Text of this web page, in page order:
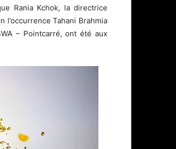
Rania Kchok, la directrice
Tahani Brahmia
– Pointcarré, ont été aux